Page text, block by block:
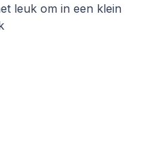
leuk om in een klein